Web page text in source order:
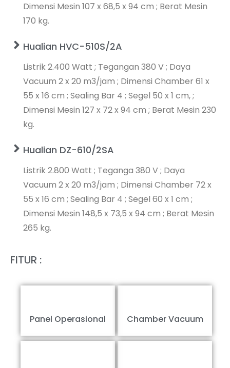
Dimensi Mesin 107 x 68,5 x 94 cm ; Berat Mesin
170 kg.
Hualian HVC-510S/2A
Listrik 2.400 Watt ; Tegangan 380 V ; Daya
Vacuum 2 x 20 m3/jam ; Dimensi Chamber 61 x
55 x 16 cm ; Sealing Bar 4 ; Segel 50 x 1 cm, ;
Dimensi Mesin 127 x 72 x 94 cm ; Berat Mesin 230
kg.
Hualian DZ-610/2SA
Listrik 2.800 Watt ; Teganga 380 V ; Daya
Vacuum 2 x 20 m3/jam ; Dimensi Chamber 72 x
55 x 16 cm ; Sealing Bar 4 ; Segel 60 x 1 cm ;
Dimensi Mesin 148,5 x 73,5 x 94 cm ; Berat Mesin
265 kg.
FITUR :
Panel Operasional Chamber Vacuum